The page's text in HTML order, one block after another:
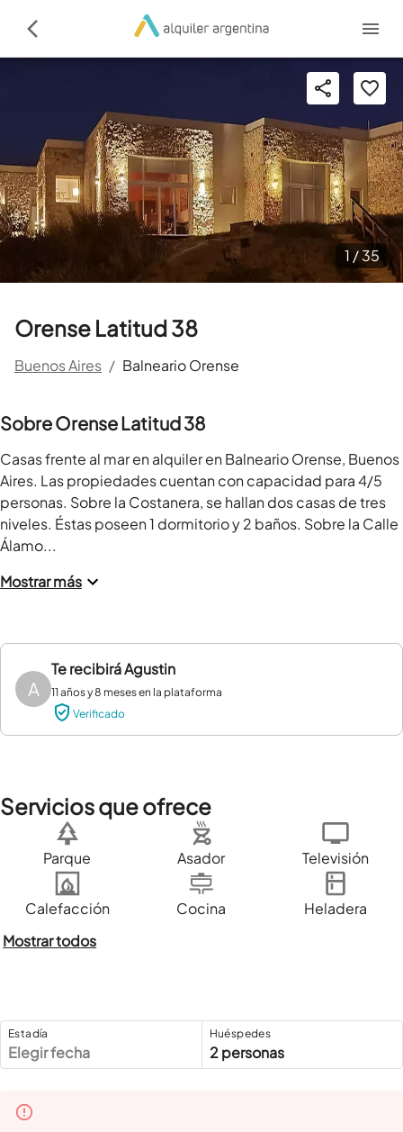
Orense Latitud 38
Buenos Aires / Balneario Orense
1 /35
Sobre Orense Latitud 38
Casas frente al mar en alquiler en Balneario Orense, Buenos
Aires. Las propiedades cuentan con capacidad para 4/5
personas. Sobre la Costanera, se hallan dos casas de tres
niveles. Éstas poseen 1 dormitorio y 2 baños. Sobre la Calle
Álamo...
Mostrar más
A
Te recibiráAgustin
11 años y 8 meses en la plataforma
Verificado
Servicios que ofrece
Parque Asador Televisión
Calefacción Cocina
Heladera
Mostrar todos
Estadía
Elegir fecha
Huéspedes
2 personas